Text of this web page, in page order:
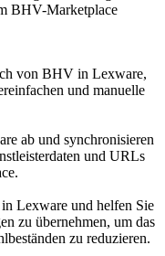
BHV-Marketplace
von BHV in Lexware,
und manuelle
ab und synchronisieren
und URLs
Lexware und helfen Sie
zu übernehmen, um das
zu reduzieren.